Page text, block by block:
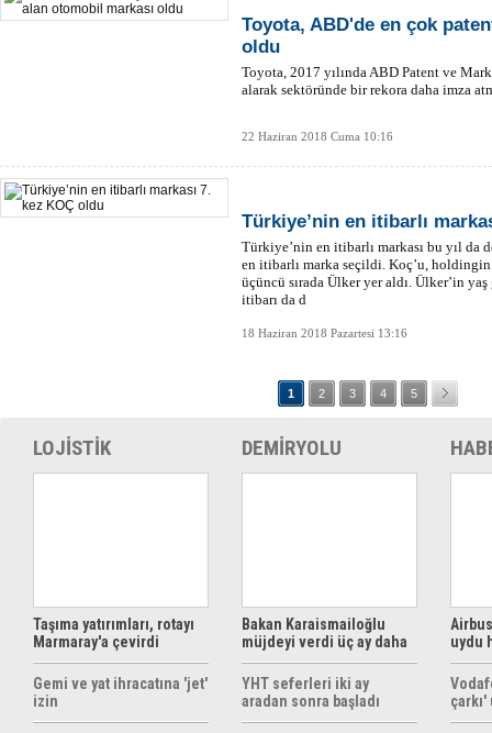
Toyota, ABD'de en çok
oldu
Toyota, 2017 yılında ABD Patent ve
alarak sektöründe bir rekora daha imza
22 Haziran 2018 Cuma 10:16
Türkiye’nin en itibarlı
Türkiye’nin en itibarlı markası bu yıl da
en itibarlı marka seçildi. Koç’u,
üçüncü sırada Ülker yer aldı. Ülker’in yaş
itibarı da d
18 Haziran 2018 Pazartesi 13:16
1 2 3 4 5
LOJİSTİK
Taşıma yatırımları, rotayı
Marmaray'a çevirdi
Gemi ve yat ihracatına 'jet'
izin
DEMİRYOLU
Bakan Karaismailoğlu
müjdeyi verdi üç ay daha
ücretsiz
YHT seferleri iki ay
aradan sonra başladı
uydu